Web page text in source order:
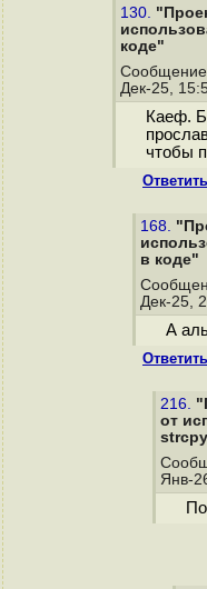
130.
коде"
Дек-25,
Каеф.
чтобы
Ответить
168.
в коде"
Дек-25,
А
Ответить
216.
от
Янв-